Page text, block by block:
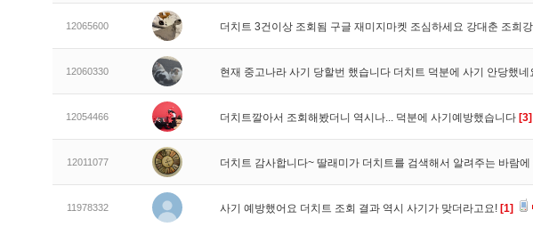
12065600 더치트 3건이상 조회됨 구글 재미지마켓 조심하세요 강대춘 조희강
12060330 현재 중고나라 사기 당할번 했습니다 더치트 덕분에 사기 안당했네
12054466 더치트깔아서 조회해봤더니 역시나... 덕분에 사기예방했습니다 [3]
12011077 더치트 감사합니다~ 딸래미가 더치트를 검색해서 알려주는 바람
11978332 사기 예방했어요 더치트 조회 결과 역시 사기가 맞더라고요! [1]